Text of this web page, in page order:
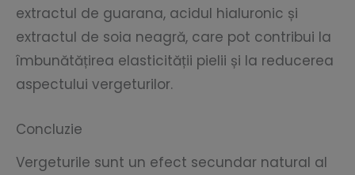
extractul de guarana, acidul hialuronic și
extractul de soia neagră, care pot contribui la
îmbunătățirea elasticității pielii și la reducerea
aspectului vergeturilor.
Concluzie
Vergeturile sunt un efect secundar natural al